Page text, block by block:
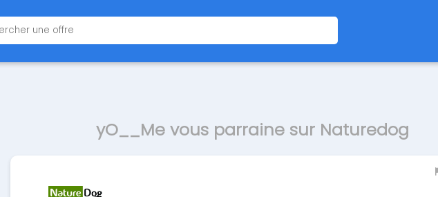
yO__Me vous parraine sur Naturedog